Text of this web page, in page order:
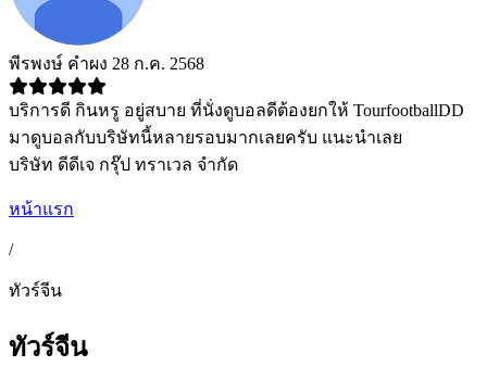
พีรพงษ์ คําผง 28 ก.ค. 2568
บริการดี กินหรู อยู่สบาย ที่นั่งดูบอลดีต้องยกให้ TourfootballDD
มาดูบอลกับบริษัทนี้หลายรอบมากเลยครับ แนะนำเลย
บริษัท ดีดีเจ กรุ๊ป ทราเวล จำกัด
หน้าแรก
/
ทัวร์จีน
ทัวร์จีน